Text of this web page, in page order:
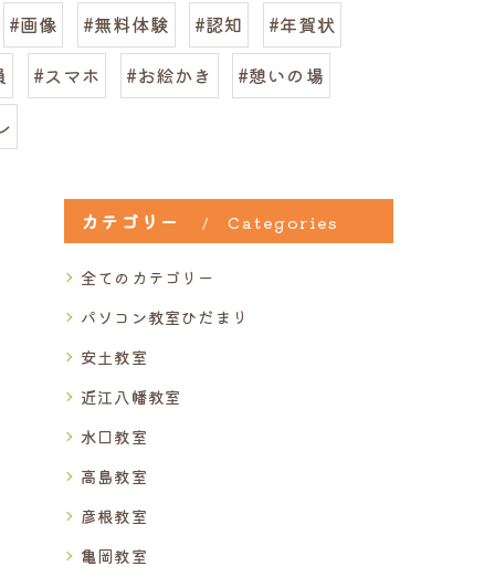
#画像 #無料体験 #認知
#年賀状
#スマホ #お絵かき
#憩いの場
カテゴリー Categories
全てのカテゴリー
パソコン教室ひだまり
安土教室
近江八幡教室
水口教室
高島教室
彦根教室
亀岡教室